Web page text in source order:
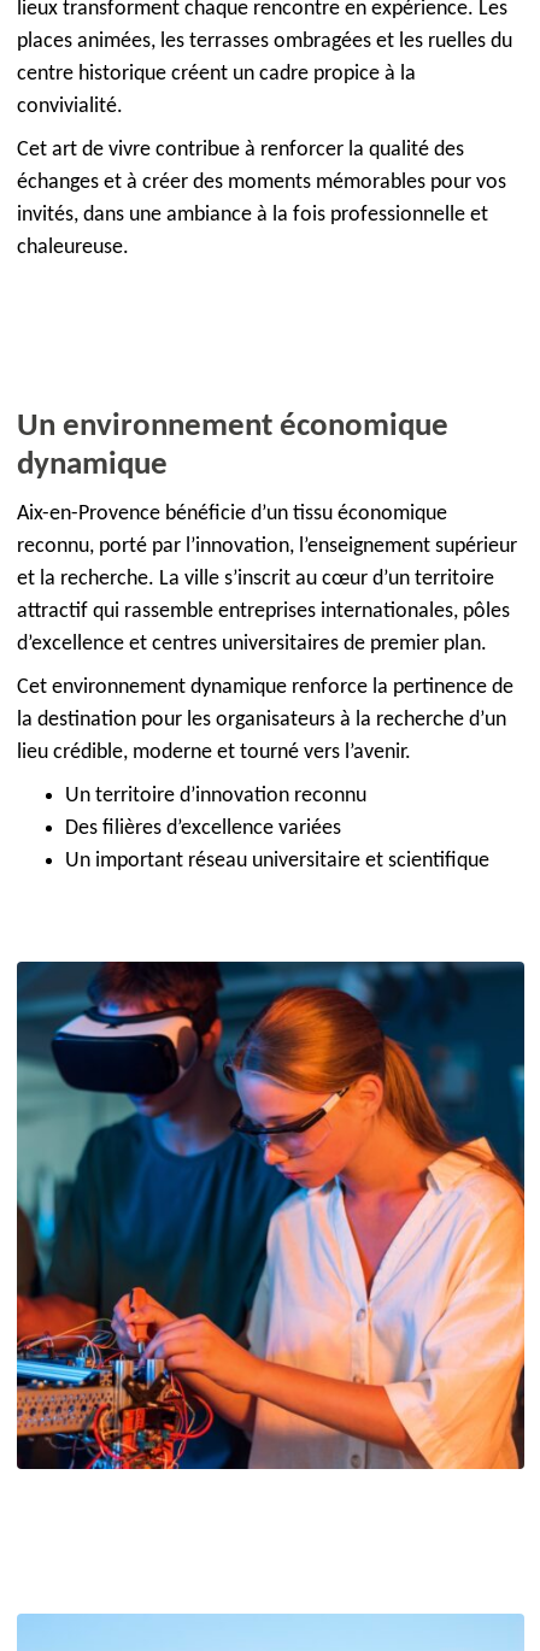
lieux transforment chaque rencontre en expérience. Les
places animées, les terrasses ombragées et les ruelles du
centre historique créent un cadre propice à la
convivialité.
Cet art de vivre contribue à renforcer la qualité des
échanges et à créer des moments mémorables pour vos
invités, dans une ambiance à la fois professionnelle et
chaleureuse.
Un environnement économique
dynamique
Aix-en-Provence bénéficie d’un tissu économique
reconnu, porté par l’innovation, l’enseignement supérieur
et la recherche. La ville s’inscrit au cœur d’un territoire
attractif qui rassemble entreprises internationales, pôles
d’excellence et centres universitaires de premier plan.
Cet environnement dynamique renforce la pertinence de
la destination pour les organisateurs à la recherche d’un
lieu crédible, moderne et tourné vers l’avenir.
Un territoire d’innovation reconnu
Des filières d’excellence variées
Un important réseau universitaire et scientifique